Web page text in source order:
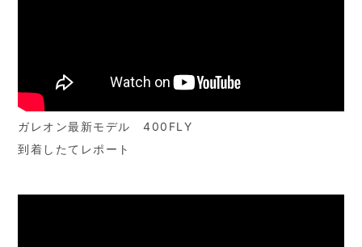
ガレオン最新モデル 400FLY
到着したてレポート